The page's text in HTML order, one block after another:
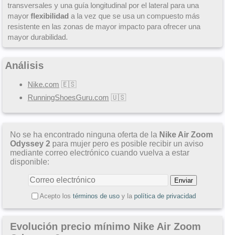
transversales y una guía longitudinal por el lateral para una
mayor flexibilidad a la vez que se usa un compuesto más
resistente en las zonas de mayor impacto para ofrecer una
mayor durabilidad.
Análisis
Nike.com 🇪🇸
RunningShoesGuru.com 🇺🇸
No se ha encontrado ninguna oferta de la Nike Air Zoom
Odyssey 2 para mujer pero es posible recibir un aviso
mediante correo electrónico cuando vuelva a estar
disponible:
Acepto los términos de usoy la política de privacidad
Evolución precio mínimo Nike Air Zoom